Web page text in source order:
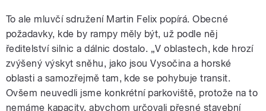
To ale mluvčí sdružení Martin Felix popírá. Obecné
požadavky, kde by rampy měly být, už podle něj
ředitelství silnic a dálnic dostalo. „V oblastech, kde hrozí
zvýšený výskyt sněhu, jako jsou Vysočina a horské
oblasti a samozřejmě tam, kde se pohybuje transit.
Ovšem neuvedli jsme konkrétní parkoviště, protože na to
nemáme kapacity, abychom určovali přesné stavební